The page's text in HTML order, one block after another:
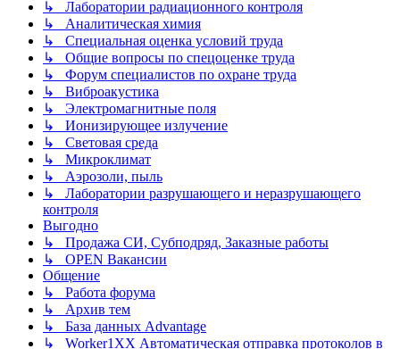
↳ Лаборатории радиационного контроля
↳ Аналитическая химия
↳ Специальная оценка условий труда
↳ Общие вопросы по спецоценке труда
↳ Форум специалистов по охране труда
↳ Виброакустика
↳ Электромагнитные поля
↳ Ионизирующее излучение
↳ Световая среда
↳ Микроклимат
↳ Аэрозоли, пыль
↳ Лаборатории разрушающего и неразрушающего
контроля
Выгодно
↳ Продажа СИ, Субподряд, Заказные работы
↳ OPEN Вакансии
Общение
↳ Работа форума
↳ Архив тем
↳ База данных Advantage
↳ Worker1XX Автоматическая отправка протоколов в